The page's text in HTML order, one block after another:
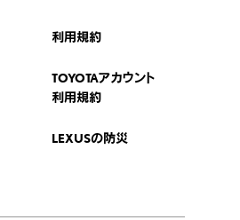
利用規約
TOYOTAアカウント
利用規約
LEXUSの防災